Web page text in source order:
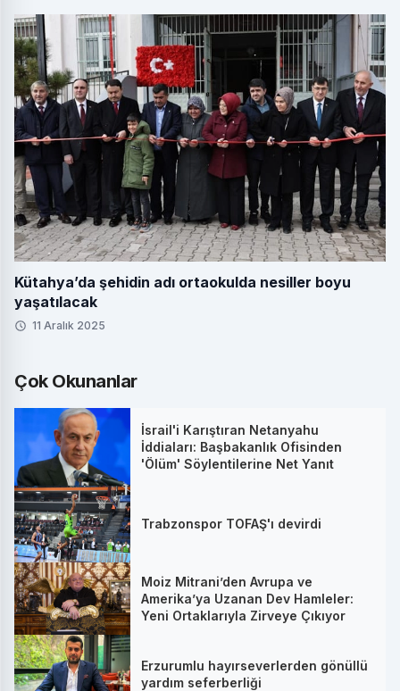
Kütahya’da şehidin adı ortaokulda nesiller boyu
yaşatılacak
11 Aralık 2025
Çok Okunanlar
İsrail'i Karıştıran Netanyahu
İddiaları: Başbakanlık Ofisinden
'Ölüm' Söylentilerine Net Yanıt
Trabzonspor TOFAŞ'ı devirdi
Moiz Mitrani’den Avrupa ve
Amerika’ya Uzanan Dev Hamleler:
Yeni Ortaklarıyla Zirveye Çıkıyor
Erzurumlu hayırseverlerden gönüllü
yardım seferberliği